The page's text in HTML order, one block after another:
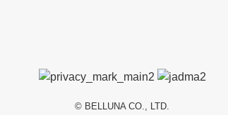
© BELLUNA CO., LTD.